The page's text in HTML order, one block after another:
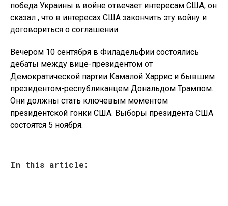
победа Украины в войне отвечает интересам США, он
сказал , что в интересах США закончить эту войну и
договориться о соглашении.
Вечером 10 сентября в Филадельфии состоялись
дебаты между вице-президентом от
Демократической партии Камалой Харрис и бывшим
президентом-республиканцем Дональдом Трампом.
Они должны стать ключевым моментом
президентской гонки США. Выборы президента США
состоятся 5 ноября.
In this article: